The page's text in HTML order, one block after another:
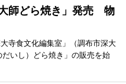
師どら焼き」発売 物
寺食文化編集室」（調布市深大
いし）どら焼き」の販売を始